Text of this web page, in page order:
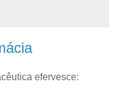
efervesce: